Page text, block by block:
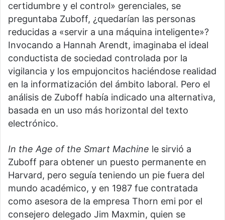
certidumbre y el control» gerenciales, se
preguntaba Zuboff, ¿quedarían las personas
reducidas a «servir a una máquina inteligente»?
Invocando a Hannah Arendt, imaginaba el ideal
conductista de sociedad controlada por la
vigilancia y los empujoncitos haciéndose realidad
en la informatización del ámbito laboral. Pero el
análisis de Zuboff había indicado una alternativa,
basada en un uso más horizontal del texto
electrónico.
In the Age of the Smart Machine le sirvió a
Zuboff para obtener un puesto permanente en
Harvard, pero seguía teniendo un pie fuera del
mundo académico, y en 1987 fue contratada
como asesora de la empresa Thorn emi por el
consejero delegado Jim Maxmin, quien se